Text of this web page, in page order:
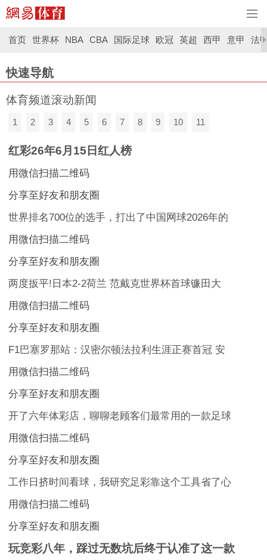
首页 世界杯 NBA CBA 国际足球 欧冠 英超 西甲 意甲 法
快速导航
体育频道滚动新闻
1 2 3 4 5 6 7 8 9 10 11
红彩26年6月15日红人榜
用微信扫描二维码
分享至好友和朋友圈
世界排名700位的选手，打出了中国网球2026年的
用微信扫描二维码
分享至好友和朋友圈
两度扳平!日本2-2荷兰 范戴克世界杯首球镰田大
用微信扫描二维码
分享至好友和朋友圈
F1巴塞罗那站：汉密尔顿法拉利生涯正赛首冠 安
用微信扫描二维码
分享至好友和朋友圈
开了六年体彩店，聊聊老顾客们最常用的一款足球
用微信扫描二维码
分享至好友和朋友圈
工作日挤时间看球，我研究足彩靠这个工具省了心
用微信扫描二维码
分享至好友和朋友圈
玩竞彩八年，踩过无数坑后终于认准了这一款